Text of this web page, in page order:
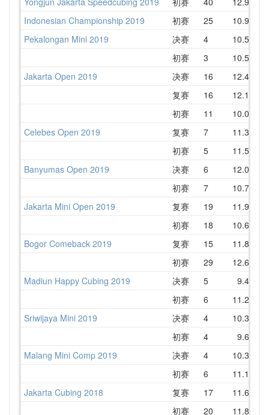
Indonesian Championship 2019
初赛 25 10.99
Pekalongan Mini 2019
决赛 4 10.52
初赛
3 10.52
Jakarta Open 2019
决赛 16 12.48
复赛
16 12.12
初赛
11 10.02
Celebes Open 2019
复赛 7 11.39
初赛
5 11.58
Banyumas Open 2019
决赛 6 12.00
初赛
7 10.75
Jakarta Mini Open 2019
复赛 19 11.92
初赛
18 10.67
Bogor Comeback 2019
复赛 15 11.88
初赛
29 12.63
Madiun Happy Cubing 2019
决赛 5 9.42
初赛
6 11.28
Sriwijaya Mini 2019
决赛 4 10.37
初赛
4 9.64
Malang Mini Comp 2019
决赛 4 10.31
初赛
6 11.16
Jakarta Cubing 2018
复赛 17 11.61
初赛
20 11.80